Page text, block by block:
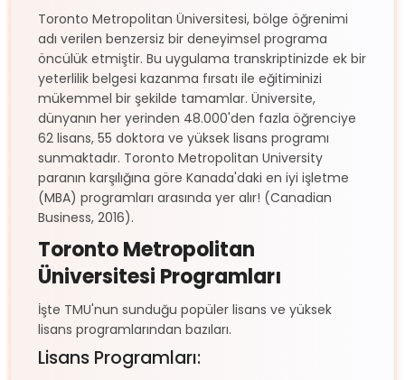
Toronto Metropolitan Üniversitesi, bölge öğrenimi
adı verilen benzersiz bir deneyimsel programa
öncülük etmiştir. Bu uygulama transkriptinizde ek bir
yeterlilik belgesi kazanma fırsatı ile eğitiminizi
mükemmel bir şekilde tamamlar. Üniversite,
dünyanın her yerinden 48.000'den fazla öğrenciye
62 lisans, 55 doktora ve yüksek lisans programı
sunmaktadır. Toronto Metropolitan University
paranın karşılığına göre Kanada'daki en iyi işletme
(MBA) programları arasında yer alır! (Canadian
Business, 2016).
Toronto Metropolitan
Üniversitesi Programları
İşte TMU'nun sunduğu popüler lisans ve yüksek
lisans programlarından bazıları.
Lisans Programları: